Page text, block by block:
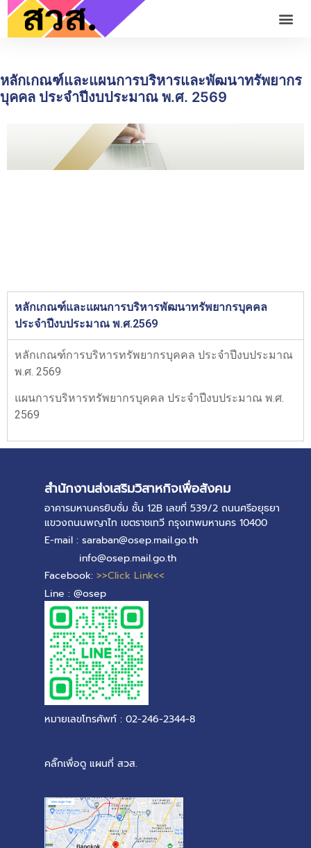
หลักเกณฑ์และแผนการบริหารและพัฒนาทรัพยากร
บุคคล ประจำปีงบประมาณ พ.ศ. 2569
หลักเกณฑ์และแผนการบริหารพัฒนาทรัพยากรบุคคล
ประจำปีงบประมาณ พ.ศ.2569
หลักเกณฑ์การบริหารทรัพยากรบุคคล ประจำปีงบประมาณ
พ.ศ. 2569
แผนการบริหารทรัพยากรบุคคล ประจำปีงบประมาณ พ.ศ.
2569
สำนักงานส่งเสริมวิสาหกิจเพื่อสังคม
อาคารมหานครยิบซั่ม ชั้น 12B เลขที่ 539/2 ถนนศรีอยุธยา
แขวงถนนพญาไท เขตราชเทวี กรุงเทพมหานคร 10400
E-mail : saraban@osep.mail.go.th
info@osep.mail.go.th
Facebook: >>Click Link<<
Line : @osep
หมายเลขโทรศัพท์ : 02-246-2344-8
คลิ๊กเพื่อดู แผนที่ สวส.